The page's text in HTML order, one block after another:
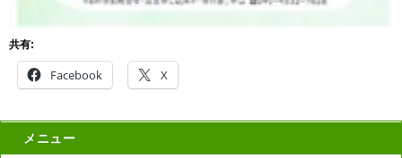
共有:
Facebook X
メニュー